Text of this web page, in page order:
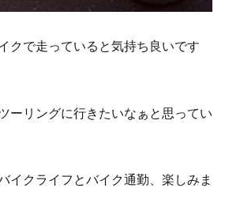
クで走っていると気持ち良いです
ーリングに行きたいなぁと思ってい
イクライフとバイク通勤、楽しみま